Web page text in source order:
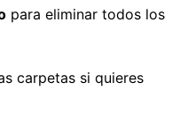
para eliminar todos los
carpetas si quieres